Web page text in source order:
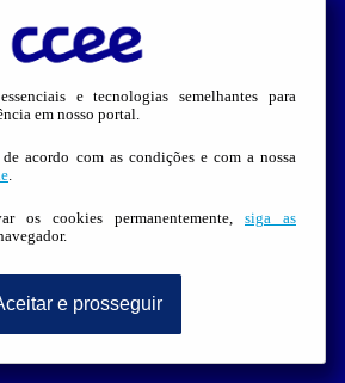
e tecnologias semelhantes para
em nosso portal.
acordo com as condições e com a nossa
.
os cookies permanentemente, siga as
e prosseguir